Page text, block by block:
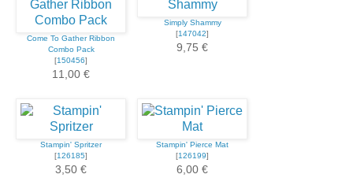
Come To Gather Ribbon
Combo Pack
[150456]
11,00 €
Simply Shammy
[147042]
9,75 €
Stampin' Spritzer
[126185]
3,50 €
Stampin' Pierce Mat
[126199]
6,00 €